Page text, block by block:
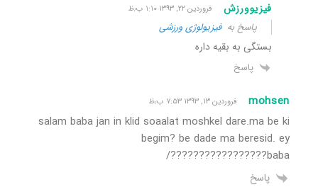
فیزیوورزش فروردین ۲۲, ۱۳۹۳ ۱:۱۰ ب٫ظ
پاسخ بهفیزیولوژی ورزشی
بستگی به بقیه داره
پاسخ
mohsen فروردین ۱۳, ۱۳۹۳ ۷:۵۳ ب٫ظ
salam baba jan in klid soaalat moshkel dare.ma be ki
begim? be dade ma beresid. ey
baba?????????????????/
پاسخ